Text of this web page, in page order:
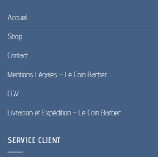
Accueil
Shop
Contact
Mentions Légales – Le Coin Barber
CGV
Livraison et Expédition – Le Coin Barber
SERVICE CLIENT